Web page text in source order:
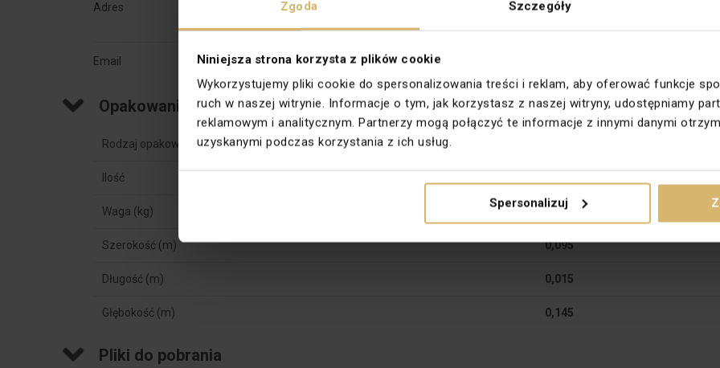
Zgoda Szczegóły
Niniejsza strona korzysta z plików cookie
Wykorzystujemy pliki cookie do spersonalizowania treści i reklam, aby oferować funkcje
ruch w naszej witrynie. Informacje o tym, jak korzystasz z naszej witryny, udostępniamy
reklamowym i analitycznym. Partnerzy mogą połączyć te informacje z innymi danymi
uzyskanymi podczas korzystania z ich usług.
Spersonalizuj
Adres
43-500 Czechowice-Dziedzice
Email info@kontakt-simon.com.pl
Opakowania zbiorcze
Rodzaj opakowania
Ilość
Waga (kg) 0,009
Szerokość (m) 0,095
Długość (m) 0,015
Głębokość (m) 0,145
Pliki do pobrania